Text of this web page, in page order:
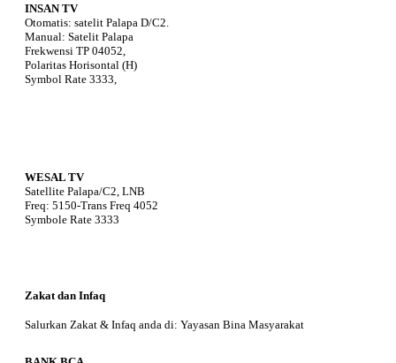
INSAN TV
Otomatis: satelit Palapa D/C2.
Manual: Satelit Palapa
Frekwensi TP 04052,
Polaritas Horisontal (H)
Symbol Rate 3333,
WESAL TV
Satellite Palapa/C2, LNB
Freq: 5150-Trans Freq 4052
Symbole Rate 3333
Zakat dan Infaq
Salurkan Zakat & Infaq anda di: Yayasan Bina Masyarakat